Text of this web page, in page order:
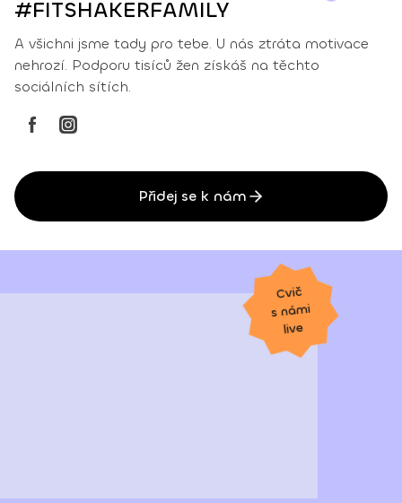
#FITSHAKERFAMILY
A všichni jsme tady pro tebe. U nás ztráta motivace
nehrozí. Podporu tisíců žen získáš na těchto
sociálních sítích.
Přidej se k nám
Cvič
s námi
live